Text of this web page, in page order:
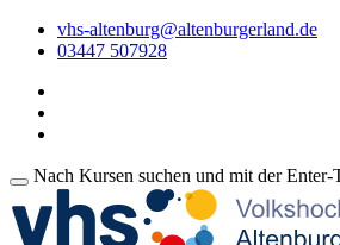
vhs-altenburg@altenburgerland.de
03447 507928
Nach Kursen suchen und mit der Enter-